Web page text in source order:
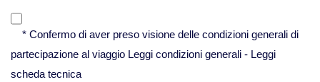
Viaggi in Costa Rica
* Confermo di aver preso visione delle condizioni generali di
partecipazione al viaggio Leggi condizioni generali - Leggi
scheda tecnica